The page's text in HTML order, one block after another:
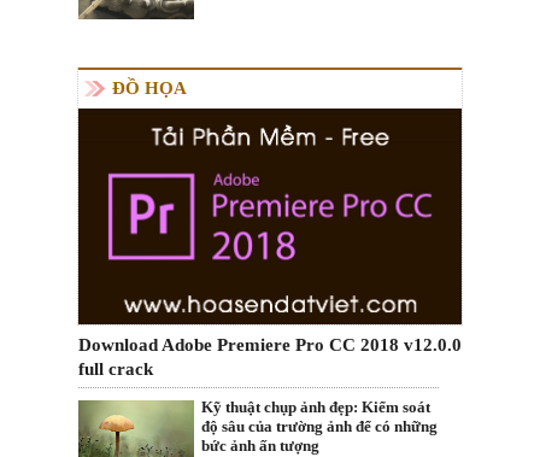
ĐỒ HỌA
Download Adobe Premiere Pro CC 2018 v12.0.0
full crack
Kỹ thuật chụp ảnh đẹp: Kiểm soát
độ sâu của trường ảnh để có những
bức ảnh ấn tượng